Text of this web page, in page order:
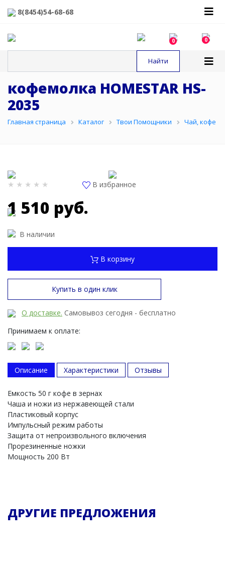
8(8454)54-68-68
0 0
кофемолка HOMESTAR HS-
2035
Главная страница Каталог Твои Помощники Чай, кофе
В избранное
1 510 руб.
В наличии
В корзину
Купить в один клик
О доставке. Самовывоз сегодня - бесплатно
Принимаем к оплате:
Описание Характеристики Отзывы
Емкость 50 г кофе в зернах
Чаша и ножи из нержавеющей стали
Пластиковый корпус
Импульсный режим работы
Защита от непроизвольного включения
Прорезиненные ножки
Мощность 200 Вт
ДРУГИЕ ПРЕДЛОЖЕНИЯ